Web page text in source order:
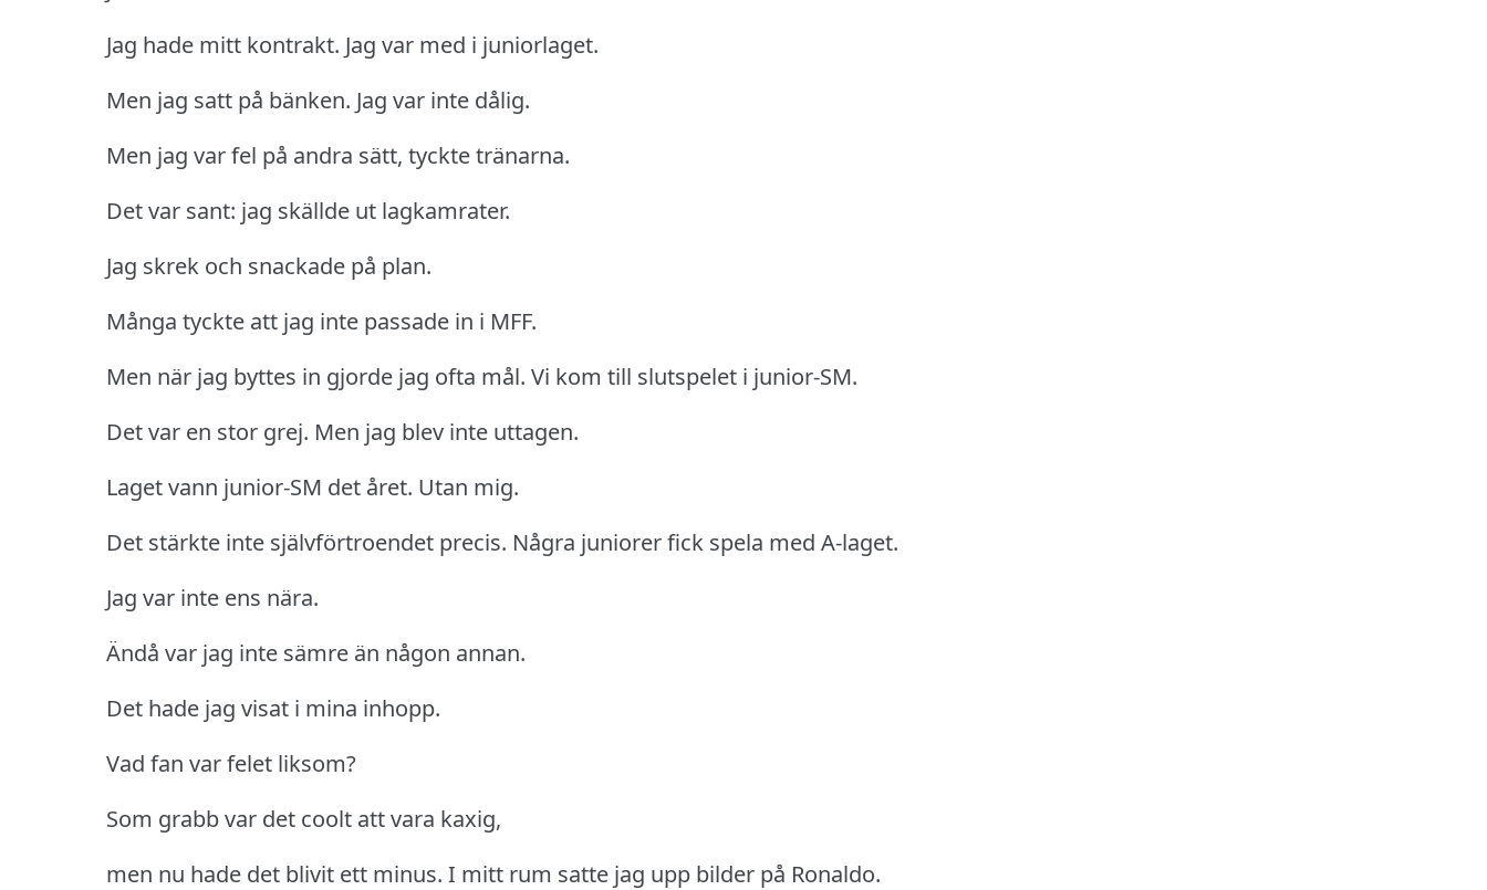
Jag hade mitt kontrakt. Jag var med i juniorlaget.
Men jag satt på bänken. Jag var inte dålig.
Men jag var fel på andra sätt, tyckte tränarna.
Det var sant: jag skällde ut lagkamrater.
Jag skrek och snackade på plan.
Många tyckte att jag inte passade in i MFF.
Men när jag byttes in gjorde jag ofta mål. Vi kom till slutspelet i junior-SM.
Det var en stor grej. Men jag blev inte uttagen.
Laget vann junior-SM det året. Utan mig.
Det stärkte inte självförtroendet precis. Några juniorer fick spela med A-laget.
Jag var inte ens nära.
Ändå var jag inte sämre än någon annan.
Det hade jag visat i mina inhopp.
Vad fan var felet liksom?
Som grabb var det coolt att vara kaxig,
men nu hade det blivit ett minus. I mitt rum satte jag upp bilder på Ronaldo.